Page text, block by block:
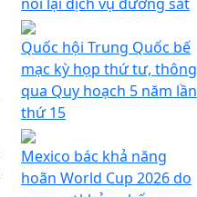
Quốc hội Trung Quốc bế
mạc kỳ họp thứ tư, thông
qua Quy hoạch 5 năm lần
thứ 15
Mexico bác khả năng
hoãn World Cup 2026 do